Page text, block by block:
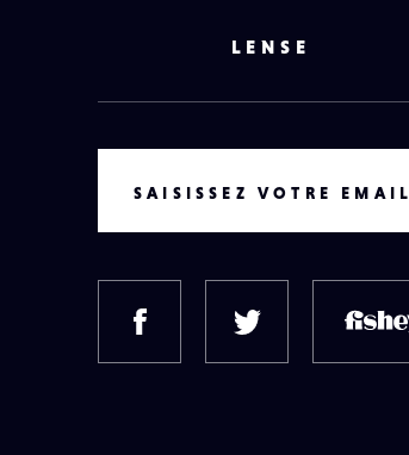
LENSE
SAISISSEZ VOTRE EMAIL
FACEBOOK TWITTER